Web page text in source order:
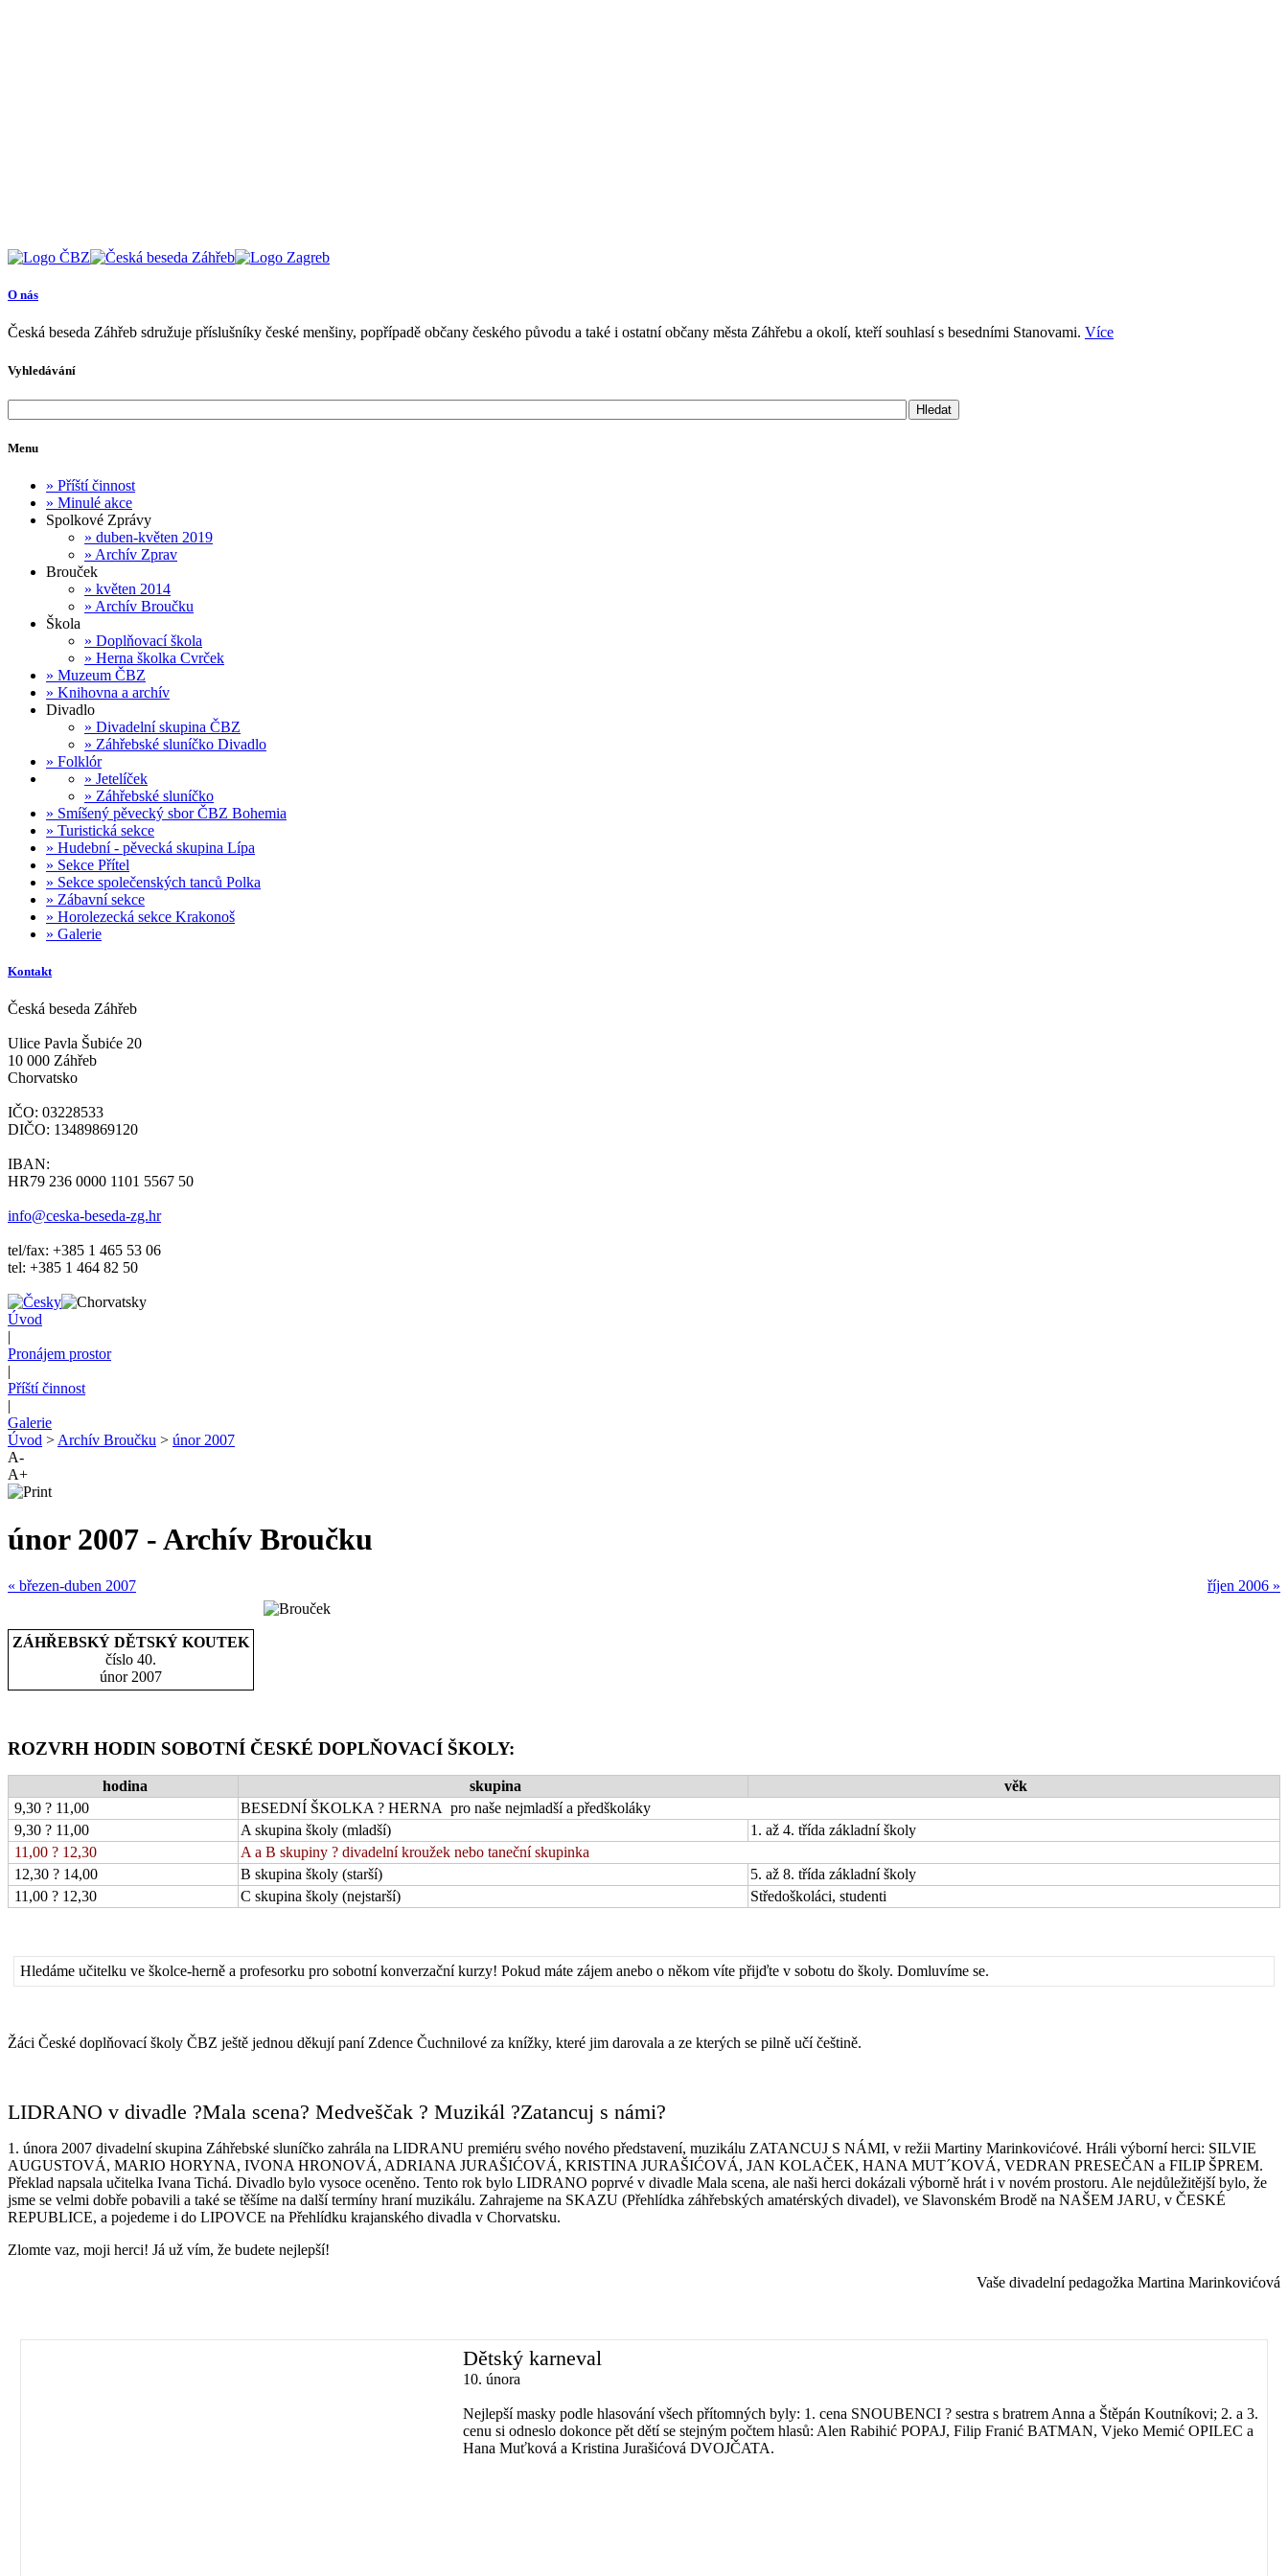
O nás
Česká beseda Záhřeb sdružuje příslušníky české menšiny, popřípadě občany českého původu a také i ostatní občany města Záhřebu a okolí, kteří souhlasí s besedními Stanovami. Více
Vyhledávání
Menu
» Příští činnost
» Minulé akce
Spolkové Zprávy
» duben-květen 2019
» Archív Zprav
Brouček
» květen 2014
» Archív Broučku
Škola
» Doplňovací škola
» Herna školka Cvrček
» Muzeum ČBZ
» Knihovna a archív
Divadlo
» Divadelní skupina ČBZ
» Záhřebské sluníčko Divadlo
» Folklór
» Jetelíček
» Záhřebské sluníčko
» Smíšený pěvecký sbor ČBZ Bohemia
» Turistická sekce
» Hudební - pěvecká skupina Lípa
» Sekce Přítel
» Sekce společenských tanců Polka
» Zábavní sekce
» Horolezecká sekce Krakonoš
» Galerie
Kontakt
Česká beseda Záhřeb
Ulice Pavla Šubiće 20
10 000 Záhřeb
Chorvatsko
IČO: 03228533
DIČO: 13489869120
IBAN:
HR79 236 0000 1101 5567 50
info@ceska-beseda-zg.hr
tel/fax: +385 1 465 53 06
tel: +385 1 464 82 50
Úvod
|
Pronájem prostor
|
Příští činnost
|
Galerie
Úvod > Archív Broučku > únor 2007
A-
A+
únor 2007 - Archív Broučku
« březen-duben 2007 říjen 2006 »
ZÁHŘEBSKÝ DĚTSKÝ KOUTEK
číslo 40.
únor 2007
ROZVRH HODIN SOBOTNÍ ČESKÉ DOPLŇOVACÍ ŠKOLY:
hodina skupina
věk
9,30 ? 11,00
BESEDNÍ ŠKOLKA ? HERNA pro naše nejmladší a předškoláky
9,30 ? 11,00
A skupina školy (mladší)
1. až 4. třída základní školy
11,00 ? 12,30
A a B skupiny ? divadelní kroužek nebo taneční skupinka
12,30 ? 14,00
B skupina školy (starší)
5. až 8. třída základní školy
11,00 ? 12,30
C skupina školy (nejstarší) Středoškoláci, studenti
Hledáme učitelku ve školce-herně a profesorku pro sobotní konverzační kurzy! Pokud máte zájem anebo o někom víte přijďte v sobotu do školy. Domluvíme se.
Žáci České doplňovací školy ČBZ ještě jednou děkují paní Zdence Čuchnilové za knížky, které jim darovala a ze kterých se pilně učí češtině.
LIDRANO v divadle ?Mala scena? Medveščak ? Muzikál ?Zatancuj s námi?
1. února 2007 divadelní skupina Záhřebské sluníčko zahrála na LIDRANU premiéru svého nového představení, muzikálu ZATANCUJ S NÁMI, v režii Martiny Marinkovićové. Hráli výborní herci: SILVIE
AUGUSTOVÁ, MARIO HORYNA, IVONA HRONOVÁ, ADRIANA JURAŠIĆOVÁ, KRISTINA JURAŠIĆOVÁ, JAN KOLAČEK, HANA MUT´KOVÁ, VEDRAN PRESEČAN a FILIP ŠPREM.
Překlad napsala učitelka Ivana Tichá. Divadlo bylo vysoce oceněno. Tento rok bylo LIDRANO poprvé v divadle Mala scena, ale naši herci dokázali výborně hrát i v novém prostoru. Ale nejdůležitější bylo, že
jsme se velmi dobře pobavili a také se těšíme na další termíny hraní muzikálu. Zahrajeme na SKAZU (Přehlídka záhřebských amatérských divadel), ve Slavonském Brodě na NAŠEM JARU, v ČESKÉ
REPUBLICE, a pojedeme i do LIPOVCE na Přehlídku krajanského divadla v Chorvatsku.
Zlomte vaz, moji herci! Já už vím, že budete nejlepší!
Vaše divadelní pedagožka Martina Marinkovićová
Dětský karneval
10. února
Nejlepší masky podle hlasování všech přítomných byly: 1. cena SNOUBENCI ? sestra s bratrem Anna a Štěpán Koutníkovi; 2. a 3.
cenu si odneslo dokonce pět dětí se stejným počtem hlasů: Alen Rabihić POPAJ, Filip Franić BATMAN, Vjeko Memić OPILEC a
Hana Muťková a Kristina Jurašićová DVOJČATA.